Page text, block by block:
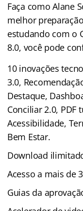
Faça como Alane
melhor
estudando com o
8.0, você pode
10 inovações
3.0,
Destaque,
Conciliar 2.0, PDF
Acessibilidade,
Bem Estar.
Download
Acesso a mais de
Guias da